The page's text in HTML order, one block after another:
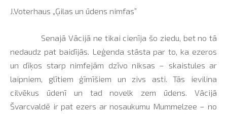
J.Voterhaus „Ģilas un ūdens nimfas”
Senajā Vācijā ne tikai cienīja šo ziedu, bet no tā
nedaudz pat baidījās. Leģenda stāsta par to, ka ezeros
un dīķos starp nimfejām dzīvo niksas – skaistules ar
laipniem, glītiem ģīmīšiem un zivs asti. Tās ievilina
cilvēkus ūdenī un tad novelk zem ūdens. Vācijā
Švarcvaldē ir pat ezers ar nosaukumu Mummelzee – no